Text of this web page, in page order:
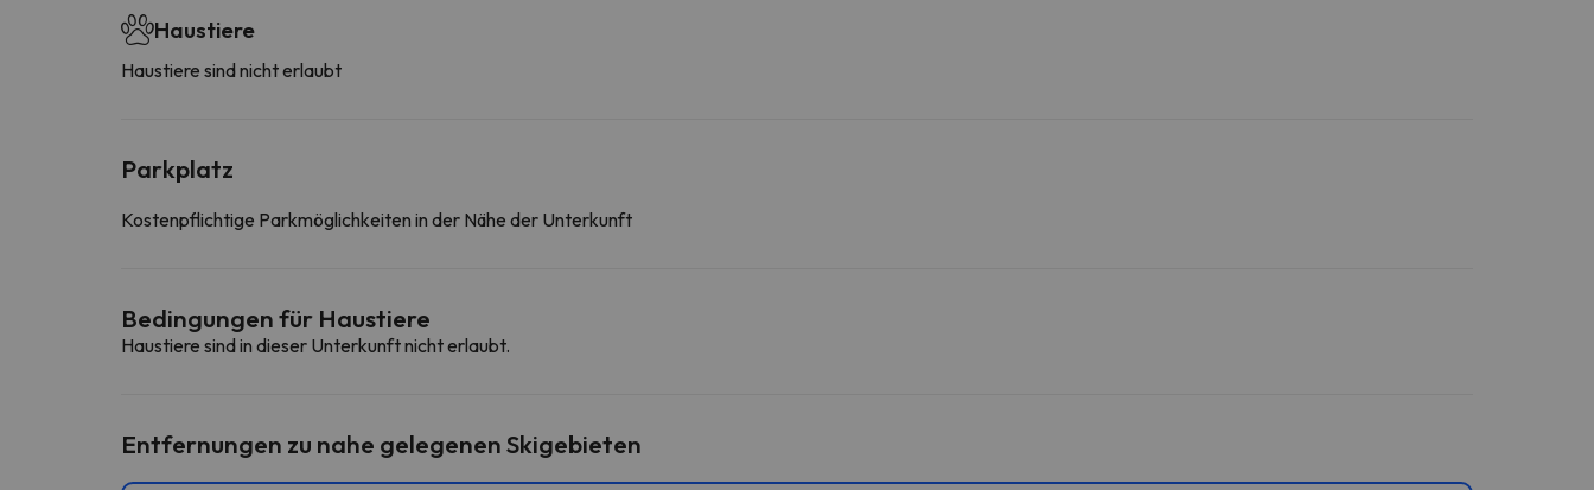
Haustiere
Haustiere sind nicht erlaubt
Parkplatz
Kostenpflichtige Parkmöglichkeiten in der Nähe der Unterkunft
Bedingungen für Haustiere
Haustiere sind in dieser Unterkunft nicht erlaubt.
Entfernungen zu nahe gelegenen Skigebieten